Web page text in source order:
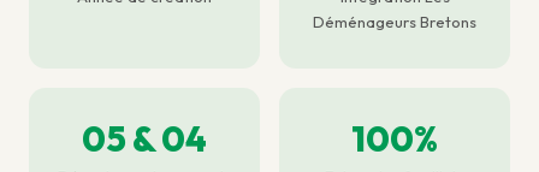
Déménageurs Bretons
05 & 04 100%